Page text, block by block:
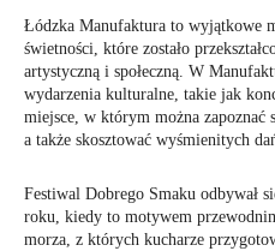
Łódzka Manufaktura to wyjątkowe
świetności, które zostało
artystyczną i społeczną. W
wydarzenia kulturalne, takie jak
miejsce, w którym można zapoznać
a także skosztować wyśmienitych
Festiwal Dobrego Smaku odbywał
roku, kiedy to motywem
morza, z których kucharze